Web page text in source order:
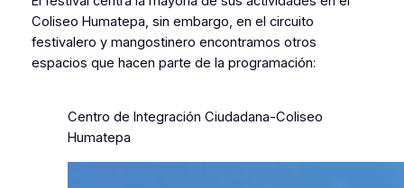
Coliseo Humatepa, sin embargo, en el circuito
festivalero y mangostinero encontramos otros
espacios que hacen parte de la programación:
Centro de Integración Ciudadana-Coliseo
Humatepa